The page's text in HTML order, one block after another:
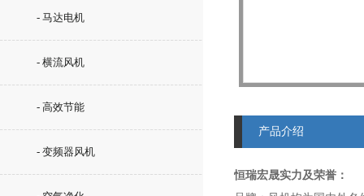
- 马达电机
- 横流风机
- 高效节能
- 变频器风机
产品介绍
恒瑞宏晟实力及荣誉：